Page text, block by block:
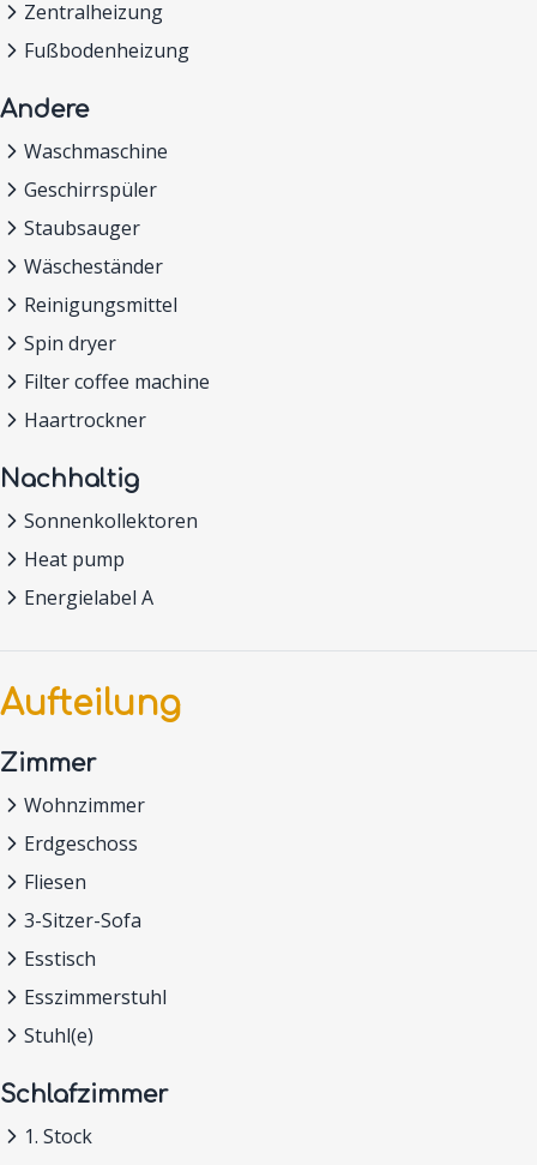
Zentralheizung
Fußbodenheizung
Andere
Waschmaschine
Geschirrspüler
Staubsauger
Wäscheständer
Reinigungsmittel
Spin dryer
Filter coffee machine
Haartrockner
Nachhaltig
Sonnenkollektoren
Heat pump
Energielabel A
Aufteilung
Zimmer
Wohnzimmer
Erdgeschoss
Fliesen
3-Sitzer-Sofa
Esstisch
Esszimmerstuhl
Stuhl(e)
Schlafzimmer
1. Stock